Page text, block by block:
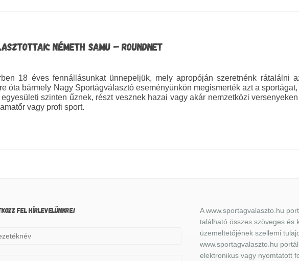
NÉMETH SAMU – ROUNDNET
18 éves fennállásunkat ünnepeljük, mely apropóján szeretnénk rátalálni
óta bármely Nagy Sportágválasztó eseményünkön megismerték azt a
szinten űznek, részt vesznek hazai vagy akár nemzetközi
vagy profi sport.
FEL HÍRLEVELÜNKRE!
A www.sportagvalaszto.hu
található összes szöveges és
üzemeltetőjének szellemi
www.sportagvalaszto.hu
elektronikus vagy nyomtatott